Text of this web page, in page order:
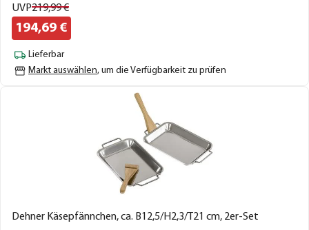
UVP219,99€
194,69 €
Lieferbar
Markt auswählen, um die Verfügbarkeit zu prüfen
Dehner Käsepfännchen, ca. B12,5/H2,3/T21 cm, 2er-Set